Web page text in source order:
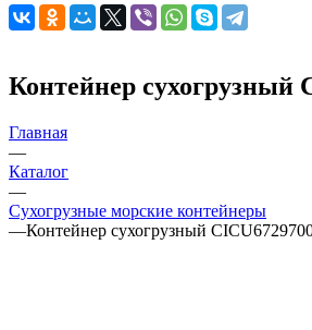
Контейнер сухогрузный
Главная
—
Каталог
—
Сухогрузные морские контейнеры
—Контейнер сухогрузный